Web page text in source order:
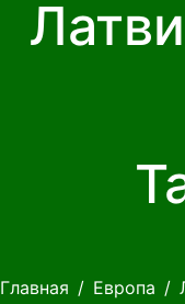
Главная Европа